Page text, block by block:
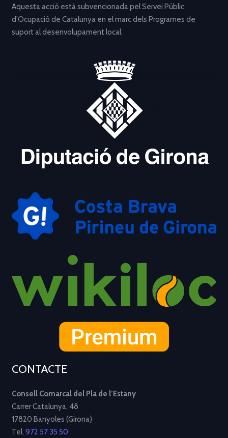
Aquesta acció està subvencionada pel Servei Públic
d’Ocupació de Catalunya en el marc dels Programes de
suport al desenvolupament local.
CONTACTE
Consell Comarcal del Pla de l’Estany
Carrer Catalunya, 48
17820 Banyoles (Girona)
Tel. 972 57 35 50